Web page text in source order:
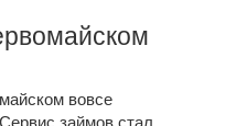
вовсе
займов стал